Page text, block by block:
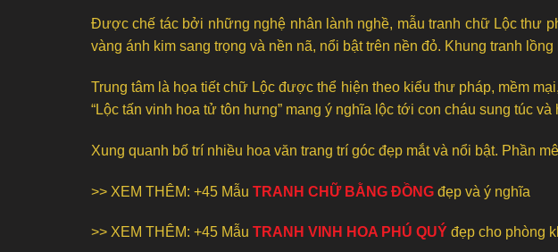
Được chế tác bởi những nghệ nhân lành nghề, mẫu tranh chữ Lộc thư
vàng ánh kim sang trọng và nền nã, nổi bật trên nền đỏ. Khung tranh
Trung tâm là họa tiết chữ Lộc được thể hiện theo kiểu thư pháp, mềm
“Lộc tấn vinh hoa tử tôn hưng” mang ý nghĩa lộc tới con cháu sung túc và
Xung quanh bố trí nhiều hoa văn trang trí góc đẹp mắt và nổi bật. Phần
>> XEM THÊM: +45 Mẫu TRANH CHỮ BẰNG ĐỒNG đẹp và ý nghĩa
>> XEM THÊM: +45 Mẫu TRANH VINH HOA PHÚ QUÝ đẹp cho phòng